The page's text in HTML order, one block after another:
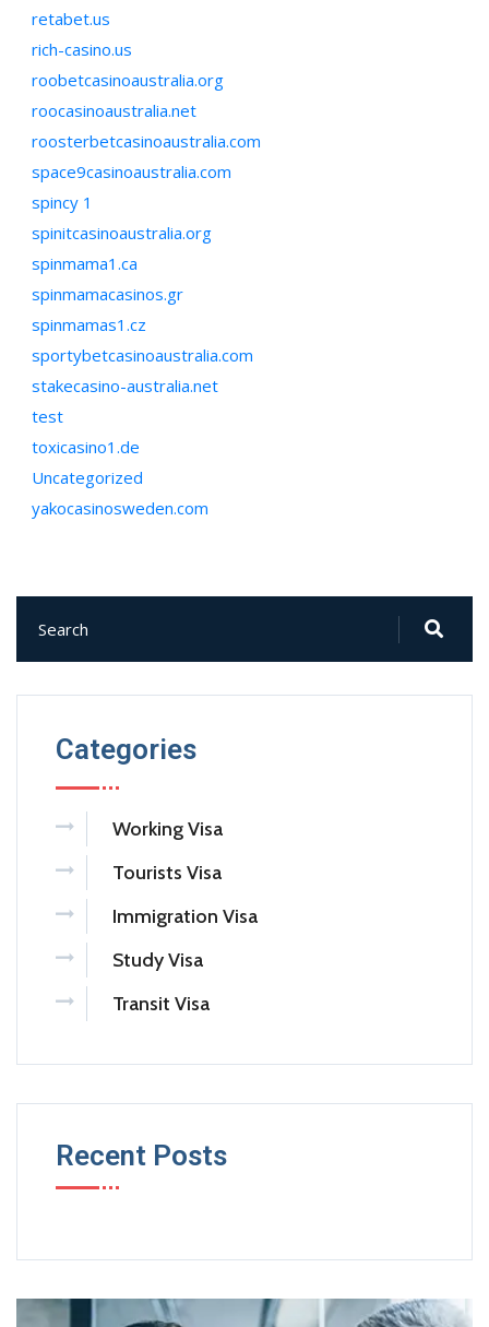
retabet.us
rich-casino.us
roobetcasinoaustralia.org
roocasinoaustralia.net
roosterbetcasinoaustralia.com
space9casinoaustralia.com
spincy 1
spinitcasinoaustralia.org
spinmama1.ca
spinmamacasinos.gr
spinmamas1.cz
sportybetcasinoaustralia.com
stakecasino-australia.net
test
toxicasino1.de
Uncategorized
yakocasinosweden.com
Categories
Working Visa
Tourists Visa
Immigration Visa
Study Visa
Transit Visa
Recent Posts